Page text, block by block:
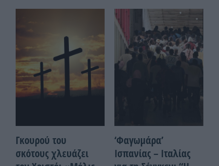
Γκουρού του
σκότους χλευάζει
‘Φαγωμάρα’
Ισπανίας – Ιταλίας